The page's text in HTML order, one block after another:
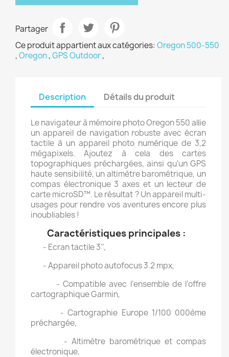
Partager
Ce produit appartient aux catégories: Oregon 500-550
,Oregon,GPS Outdoor,
Description Détails du produit
Le navigateur à mémoire photo Oregon 550 allie
un appareil de navigation robuste avec écran
tactile à un appareil photo numérique de 3,2
mégapixels. Ajoutez à cela des cartes
topographiques préchargées, ainsi qu'un GPS
haute sensibilité, un altimètre barométrique, un
compas électronique 3 axes et un lecteur de
carte microSD™. Le résultat ? Un appareil multi-
usages pour rendre vos aventures encore plus
inoubliables !
Caractéristiques principales :
- Ecran tactile 3’’,
- Appareil photo autofocus 3.2 mpx,
- Compatible avec l’ensemble de l’offre
cartographique Garmin,
- Cartographie Europe 1/100 000ème
préchargée,
- Altimètre barométrique et compas
électronique,